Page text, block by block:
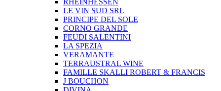
RHEINHESSEN
LE VIN SUD SRL
PRINCIPE DEL SOLE
CORNO GRANDE
FEUDI SALENTINI
LA SPEZIA
VERAMANTE
TERRAUSTRAL WINE
FAMILLE SKALLI ROBERT & FRANCIS
J BOUCHON